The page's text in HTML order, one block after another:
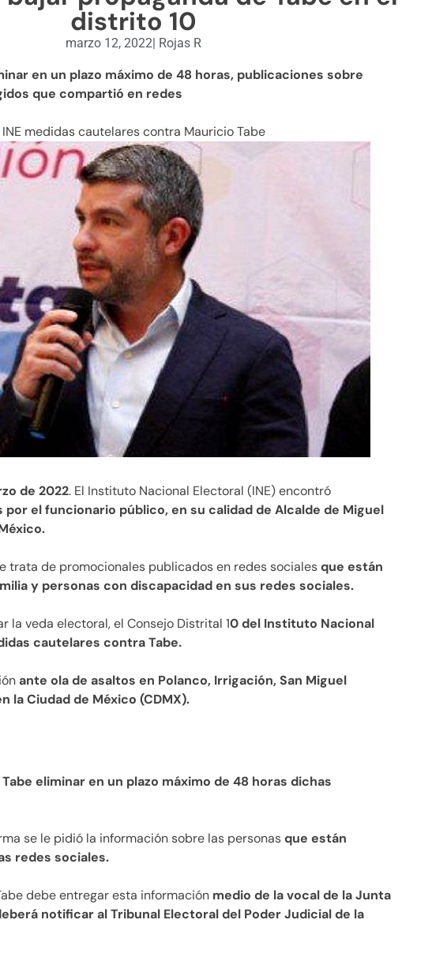
distrito 10
marzo 12, 2022 Rojas R
en un plazo máximo de 48 horas, publicaciones sobre
que compartió en redes
INE medidas cautelares contra Mauricio Tabe
de 2022. El Instituto Nacional Electoral (INE) encontró
por el funcionario público, en su calidad de Alcalde de Miguel
trata de promocionales publicados en redes socialesque están
y personas con discapacidad en sus redes sociales.
la veda electoral, el Consejo Distrital 10 del Instituto Nacional
cautelares contra Tabe.
ante ola de asaltos en Polanco, Irrigación, San Miguel
la Ciudad de México (CDMX).
eliminar en un plazo máximo de 48 horas dichas
se le pidió la información sobre las personasque están
redes sociales.
debe entregar esta información medio de la vocal de la Junta
notificar al Tribunal Electoral del Poder Judicial de la